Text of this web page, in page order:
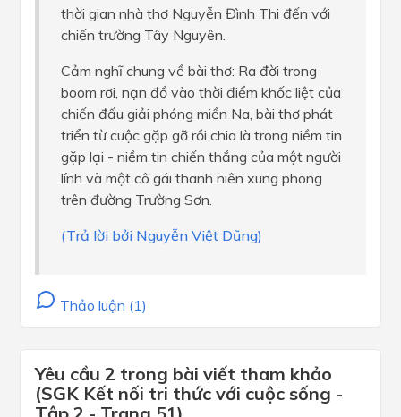
thời gian nhà thơ Nguyễn Đình Thi đến với
chiến trường Tây Nguyên.
Cảm nghĩ chung về bài thơ: Ra đời trong
boom rơi, nạn đổ vào thời điểm khốc liệt của
chiến đấu giải phóng miền Na, bài thơ phát
triển từ cuộc gặp gỡ rồi chia là trong niềm tin
gặp lại - niềm tin chiến thắng của một người
lính và một cô gái thanh niên xung phong
trên đường Trường Sơn.
(Trả lời bởi Nguyễn Việt Dũng)
Thảo luận (1)
Yêu cầu 2 trong bài viết tham khảo
(SGK Kết nối tri thức với cuộc sống -